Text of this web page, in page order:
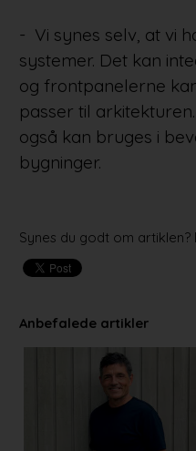
- Vi synes selv, at vi
systemer. Det kan
og frontpanelerne
passer til
også kan bruges i
bygninger.
Synes du godt om
Anbefalede artikler